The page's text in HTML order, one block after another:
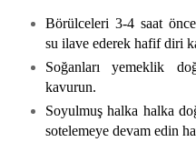
Börülceleri 3-4 saat
su ilave ederek hafif diri
Soğanları yemeklik
kavurun.
Soyulmuş halka halka
sotelemeye devam edin